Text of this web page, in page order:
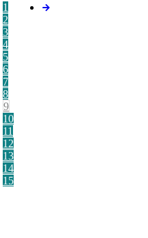
1
2
3
4
5
6
7
8
9
10
11
12
13
14
15